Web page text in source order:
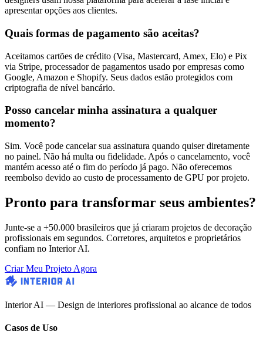
apresentar opções aos clientes.
Quais formas de pagamento são aceitas?
Aceitamos cartões de crédito (Visa, Mastercard, Amex, Elo) e Pix
via Stripe, processador de pagamentos usado por empresas como
Google, Amazon e Shopify. Seus dados estão protegidos com
criptografia de nível bancário.
Posso cancelar minha assinatura a qualquer
momento?
Sim. Você pode cancelar sua assinatura quando quiser diretamente
no painel. Não há multa ou fidelidade. Após o cancelamento, você
mantém acesso até o fim do período já pago. Não oferecemos
reembolso devido ao custo de processamento de GPU por projeto.
Pronto para transformar seus ambientes?
Junte-se a +50.000 brasileiros que já criaram projetos de decoração
profissionais em segundos. Corretores, arquitetos e proprietários
confiam no Interior AI.
Criar Meu Projeto Agora
Interior AI — Design de interiores profissional ao alcance de todos
Casos de Uso